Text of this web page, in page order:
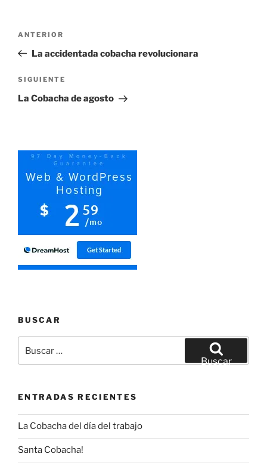
entradas
Entrada
anterior:
ANTERIOR
La accidentada cobacha revolucionara
Siguiente
entrada
SIGUIENTE
La Cobacha de agosto
BUSCAR
por:
Buscar
ENTRADAS RECIENTES
La Cobacha del día del trabajo
Santa Cobacha!